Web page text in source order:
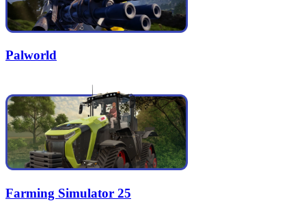
Palworld
Farming Simulator 25